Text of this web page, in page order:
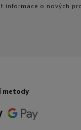
informace o nových
metody